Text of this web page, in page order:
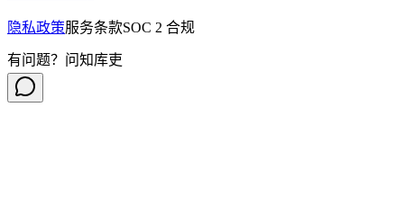
隐私政策服务条款SOC 2 合规
有问题？问知库吏